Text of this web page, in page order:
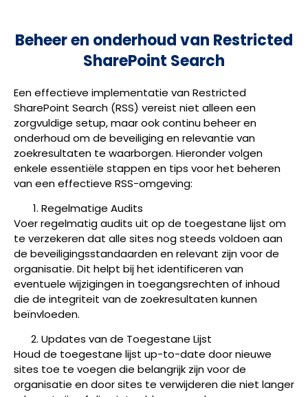
Beheer en onderhoud van Restricted
SharePoint Search
Een effectieve implementatie van Restricted
SharePoint Search (RSS) vereist niet alleen een
zorgvuldige setup, maar ook continu beheer en
onderhoud om de beveiliging en relevantie van
zoekresultaten te waarborgen. Hieronder volgen
enkele essentiële stappen en tips voor het beheren
van een effectieve RSS-omgeving:
Regelmatige Audits
Voer regelmatig audits uit op de toegestane lijst om
te verzekeren dat alle sites nog steeds voldoen aan
de beveiligingsstandaarden en relevant zijn voor de
organisatie. Dit helpt bij het identificeren van
eventuele wijzigingen in toegangsrechten of inhoud
die de integriteit van de zoekresultaten kunnen
beïnvloeden.
Updates van de Toegestane Lijst
Houd de toegestane lijst up-to-date door nieuwe
sites toe te voegen die belangrijk zijn voor de
organisatie en door sites te verwijderen die niet langer